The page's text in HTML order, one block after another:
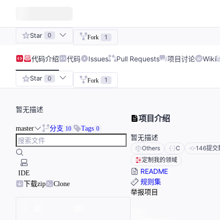
Star 0 Fork 1
代码介绍 代码 Issues Pull Requests 项目讨论 Wiki
Star 0 Fork 1
暂无描述
master 分支 10 Tags 0
IDE
下载zip
Clone
项目介绍
暂无描述
Others C 146提交
定制我的领域
README
规则集
举报项目